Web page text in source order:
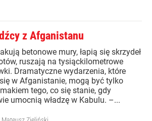
z Afganistanu
betonowe mury, łapią się skrzydeł
ruszają na tysiąckilometrowe
Dramatyczne wydarzenia, które
w Afganistanie, mogą być tylko
tego, co się stanie, gdy
umocnią władzę w Kabulu. –...